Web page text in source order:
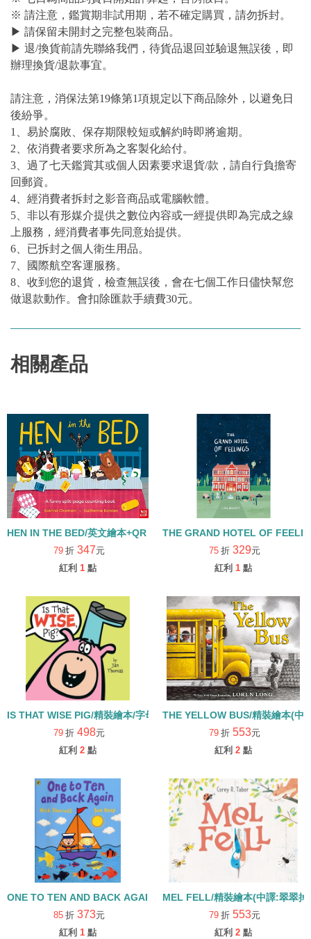
※ 請注意，鑑賞期非試用期，若不確定購買，請勿拆封。
▶ 請保留未開封之完整包裝商品。
▶ 退/換貨前請先聯絡我們，待貨品退回並驗退無誤後，即
辦理換貨/退款事宜。
請注意，消保法第19條第1項規定以下商品除外，以避免日
後紛爭。
1、易於腐敗、保存期限較短或解約時即將逾期。
2、依消費者要求所為之客製化給付。
3、過了七天鑑賞其或個人因素要求退貨/款，請自行負擔寄
回郵資。
4、經消費者拆封之影音商品或電腦軟體。
5、非以有形媒介提供之數位內容或一經提供即為完成之線
上服務，經消費者事先同意始提供。
6、已拆封之個人衛生用品。
7、國際航空客運服務。
8、收到您的退貨，檢查無誤後，會在七個工作日儘快幫您
做退款動作。會扣除匯款手續費30元。
相關產品
HEN IN THE BED/英文繪本+QR CODE (中譯:過去一點)
79 折 347元
紅利 1 點
THE GRAND HOTEL OF
75 折 329元
紅利 1 點
IS THAT WISE PIG/精裝繪本/字母P學習繪本
79 折 498元
紅利 2 點
THE YELLOW BUS/精裝繪本(中
79 折 553元
紅利 2 點
ONE TO TEN AND BACK AGAIN數數認知英文繪本
85 折 373元
紅利 1 點
MEL FELL/精裝繪本(中譯:翠翠掉
79 折 553元
紅利 2 點